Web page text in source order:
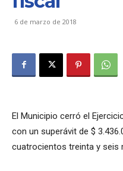
6 de marzo de 2018
El Municipio cerró el
con un superávit de $
cuatrocientos treinta y seis